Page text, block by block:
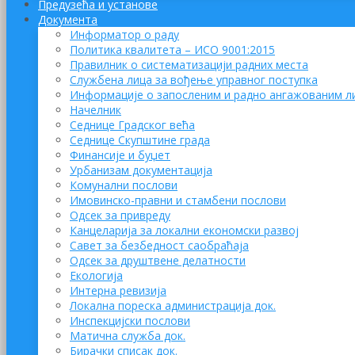
Предузећа и установе
Документа
Информатор о раду
Политика квалитета – ИСО 9001:2015
Правилник о систематизацији радних места
Службена лица за вођење управног поступка
Информације о запосленим и радно ангажованим
Начелник
Седнице Градског већа
Седнице Скупштине града
Финансије и буџет
Урбанизам документација
Комунални послови
Имовинско-правни и стамбени послови
Одсек за привреду
Канцеларија за локални економски развој
Савет за безбедност саобраћаја
Одсек за друштвене делатности
Eкологија
Интерна ревизија
Локална пореска администрација док.
Инспекцијски послови
Матична служба док.
Бирачки списак док.